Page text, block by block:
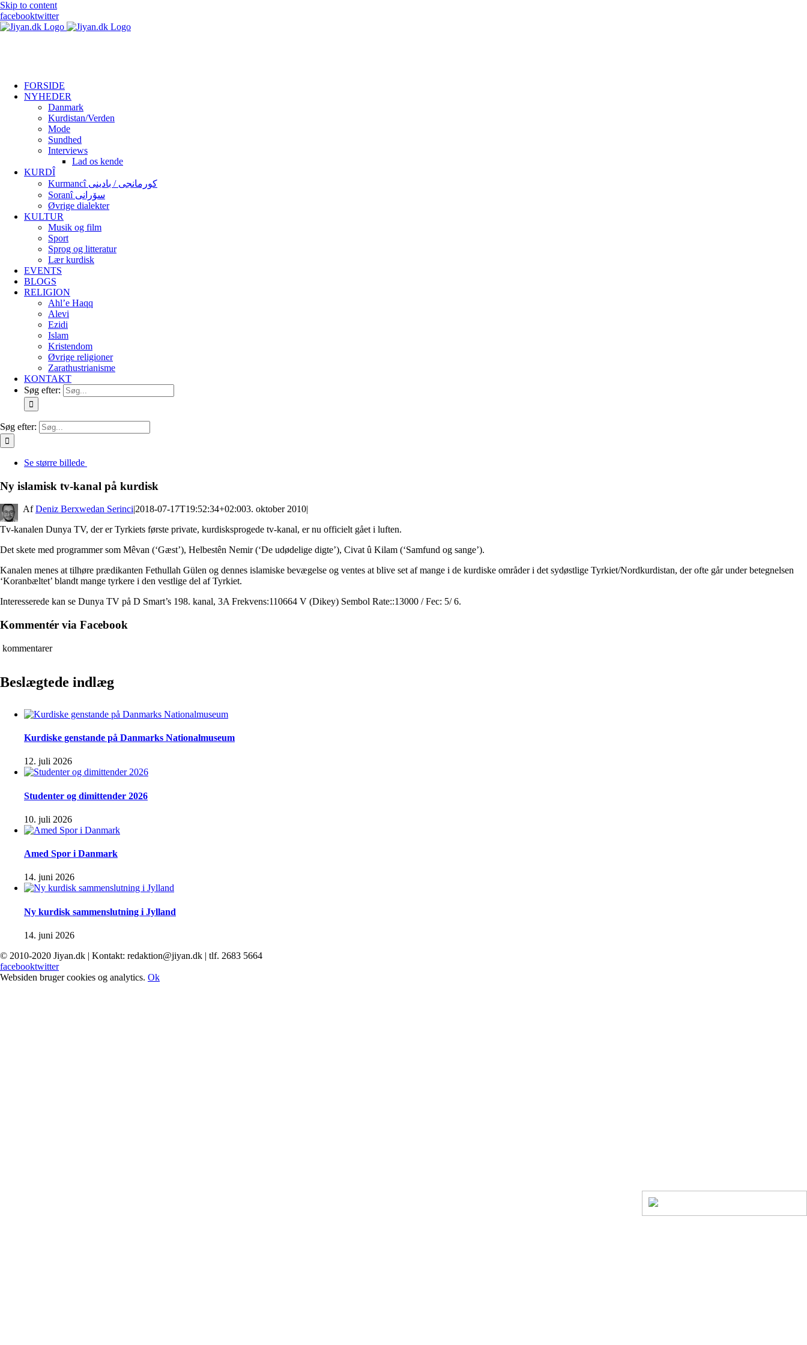
Skip to content
facebooktwitter
FORSIDE
NYHEDER
Danmark
Kurdistan/Verden
Mode
Sundhed
Interviews
Lad os kende
KURDÎ
Kurmancî کورمانجی / بادینی
Soranî سۆرانی
Øvrige dialekter
KULTUR
Musik og film
Sport
Sprog og litteratur
Lær kurdisk
EVENTS
BLOGS
RELIGION
Ahl’e Haqq
Alevi
Ezidi
Islam
Kristendom
Øvrige religioner
Zarathustrianisme
KONTAKT
Søg efter:
Søg efter:
Se større billede
Ny islamisk tv-kanal på kurdisk
By Deniz Berxwedan Serinci|2018-07-17T19:52:34+02:003. oktober 2010|
Tv-kanalen Dunya TV, der er Tyrkiets første private, kurdisksprogede tv-kanal, er nu officielt gået i luften.
Det skete med programmer som Mêvan (‘Gæst’), Helbestên Nemir (‘De udødelige digte’), Civat û Kilam (‘Samfund og sange’).
Kanalen menes at tilhøre prædikanten Fethullah Gülen og dennes islamiske bevægelse og ventes at blive set af mange i de kurdiske områder i det sydøstlige Tyrkiet/Nordkurdistan, der ofte går under betegnelsen
‘Koranbæltet’ blandt mange tyrkere i den vestlige del af Tyrkiet.
Interesserede kan se Dunya TV på D Smart’s 198. kanal, 3A Frekvens:110664 V (Dikey) Sembol Rate::13000 / Fec: 5/ 6.
Kommentér via Facebook
kommentarer
Beslægtede indlæg
Kurdiske genstande på Danmarks Nationalmuseum
12. juli 2026
Studenter og dimittender 2026
10. juli 2026
Amed Spor i Danmark
14. juni 2026
Ny kurdisk sammenslutning i Jylland
14. juni 2026
© 2010-2020 Jiyan.dk | Kontakt: redaktion@jiyan.dk | tlf. 2683 5664
facebooktwitter
Websiden bruger cookies og analytics. Ok